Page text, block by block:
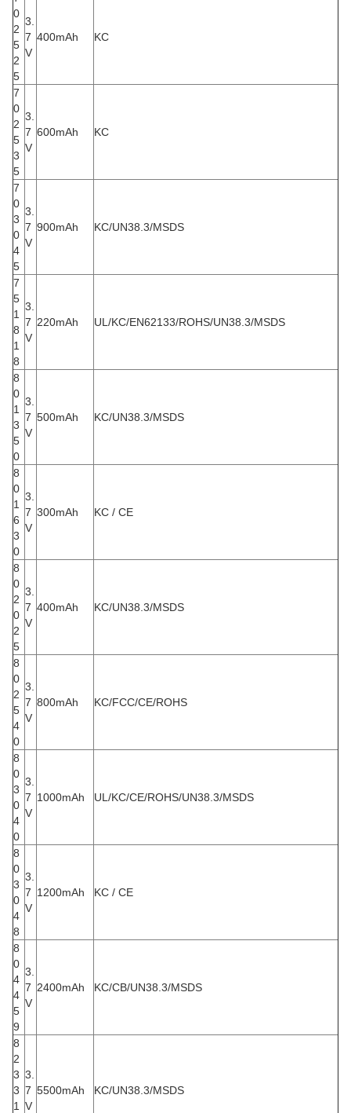
0
2
5
2
5
3.
7
V
400mAh KC
7
0
2
5
3
5
3.
7
V
600mAh KC
7
0
3
0
4
5
3.
7
V
900mAh KC/UN38.3/MSDS
7
5
1
8
1
8
3.
7
V
220mAh UL/KC/EN62133/ROHS/UN38.3/MSDS
8
0
1
3
5
0
3.
7
V
500mAh KC/UN38.3/MSDS
8
0
1
6
3
0
3.
7
V
300mAh KC / CE
8
0
2
0
2
5
3.
7
V
400mAh KC/UN38.3/MSDS
8
0
2
5
4
0
3.
7
V
800mAh KC/FCC/CE/ROHS
8
0
3
0
4
0
3.
7
V
1000mAh UL/KC/CE/ROHS/UN38.3/MSDS
8
0
3
0
4
8
3.
7
V
1200mAh KC / CE
8
0
4
4
5
9
3.
7
V
2400mAh KC/CB/UN38.3/MSDS
8
2
3
3
1
3.
7
V
5500mAh KC/UN38.3/MSDS